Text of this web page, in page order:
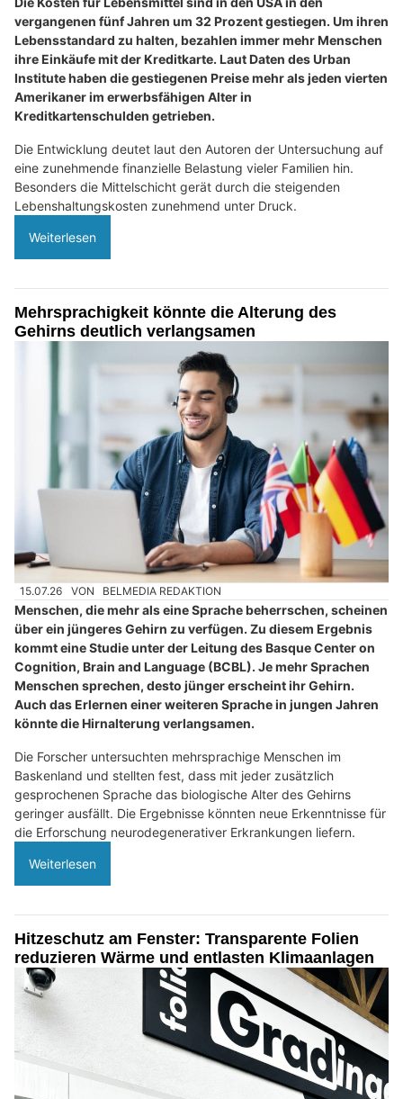
vergangenen fünf Jahren um 32 Prozent gestiegen. Um ihren
Lebensstandard zu halten, bezahlen immer mehr Menschen
ihre Einkäufe mit der Kreditkarte. Laut Daten des Urban
Institute haben die gestiegenen Preise mehr als jeden vierten
Amerikaner im erwerbsfähigen Alter in
Kreditkartenschulden getrieben.
Die Entwicklung deutet laut den Autoren der Untersuchung auf
eine zunehmende finanzielle Belastung vieler Familien hin.
Besonders die Mittelschicht gerät durch die steigenden
Lebenshaltungskosten zunehmend unter Druck.
Weiterlesen
Mehrsprachigkeit könnte die Alterung des
Gehirns deutlich verlangsamen
15.07.26 VON BELMEDIA REDAKTION
Menschen, die mehr als eine Sprache beherrschen, scheinen
über ein jüngeres Gehirn zu verfügen. Zu diesem Ergebnis
kommt eine Studie unter der Leitung des Basque Center on
Cognition, Brain and Language (BCBL). Je mehr Sprachen
Menschen sprechen, desto jünger erscheint ihr Gehirn.
Auch das Erlernen einer weiteren Sprache in jungen Jahren
könnte die Hirnalterung verlangsamen.
Die Forscher untersuchten mehrsprachige Menschen im
Baskenland und stellten fest, dass mit jeder zusätzlich
gesprochenen Sprache das biologische Alter des Gehirns
geringer ausfällt. Die Ergebnisse könnten neue Erkenntnisse für
die Erforschung neurodegenerativer Erkrankungen liefern.
Weiterlesen
Hitzeschutz am Fenster: Transparente Folien
reduzieren Wärme und entlasten Klimaanlagen